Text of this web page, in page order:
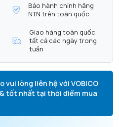
Bảo hành chính hãng
NTN trên toàn quốc
Giao hàng toàn quốc
tất cả các ngày trong
tuần
vui lòng liên hệ với VOBICO
tốt nhất tại thời điểm mua